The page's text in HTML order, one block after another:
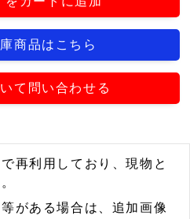
商品はこちら
て問い合わせる
再利用しており、現物と
がある場合は、追加画像